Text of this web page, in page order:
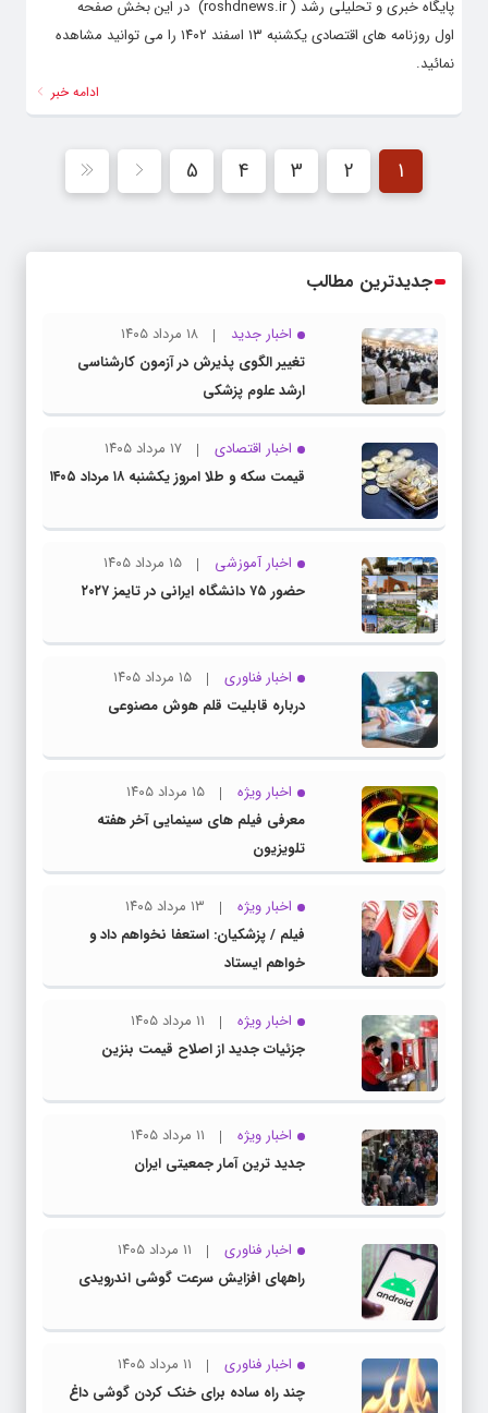
پایگاه خبری و تحلیلی رشد ( roshdnews.ir) در این بخش صفحه
اول روزنامه های اقتصادی یکشنبه ۱۳ اسفند ۱۴۰۲ را می توانید مشاهده
نمائید.
ادامه خبر
1
2
3
4
5
جدیدترین مطالب
اخبار جدید
۱۸ مرداد ۱۴۰۵
تغییر الگوی پذیرش در آزمون کارشناسی
ارشد علوم پزشکی
اخبار اقتصادی
۱۷ مرداد ۱۴۰۵
قیمت سکه و طلا امروز یکشنبه ۱۸ مرداد ۱۴۰۵
اخبار آموزشی
۱۵ مرداد ۱۴۰۵
حضور ۷۵ دانشگاه ایرانی در تایمز ۲۰۲۷
اخبار فناوری
۱۵ مرداد ۱۴۰۵
درباره قابلیت قلم هوش مصنوعی
اخبار ویژه
۱۵ مرداد ۱۴۰۵
معرفی فیلم های سینمایی آخر هفته
تلویزیون
اخبار ویژه
۱۳ مرداد ۱۴۰۵
فیلم / پزشکیان: استعفا نخواهم داد و
خواهم ایستاد
اخبار ویژه
۱۱ مرداد ۱۴۰۵
جزئیات جدید از اصلاح قیمت بنزین
اخبار ویژه
۱۱ مرداد ۱۴۰۵
جدید ترین آمار جمعیتی ایران
اخبار فناوری
۱۱ مرداد ۱۴۰۵
راههای افزایش سرعت گوشی اندرویدی
اخبار فناوری
۱۱ مرداد ۱۴۰۵
چند راه‌ ساده برای خنک کردن گوشی داغ